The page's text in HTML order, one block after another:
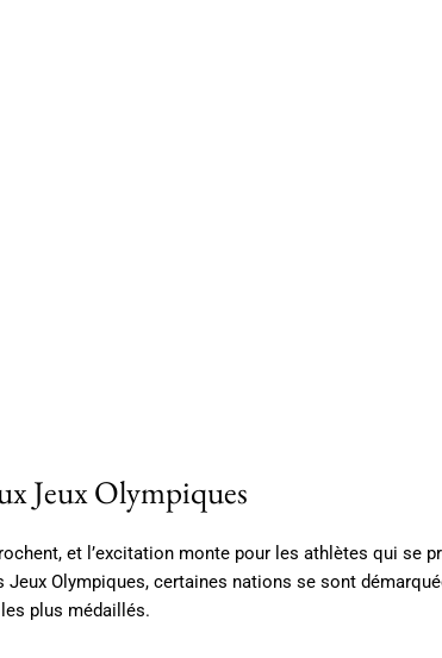
Jeux Olympiques
et l’excitation monte pour les athlètes qui se
Jeux Olympiques, certaines nations se sont
plus médaillés.